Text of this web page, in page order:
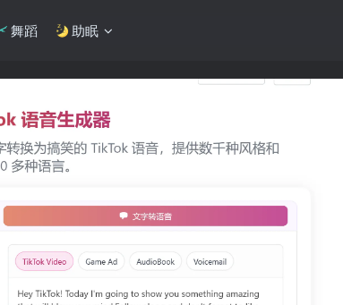
舞蹈 助眠